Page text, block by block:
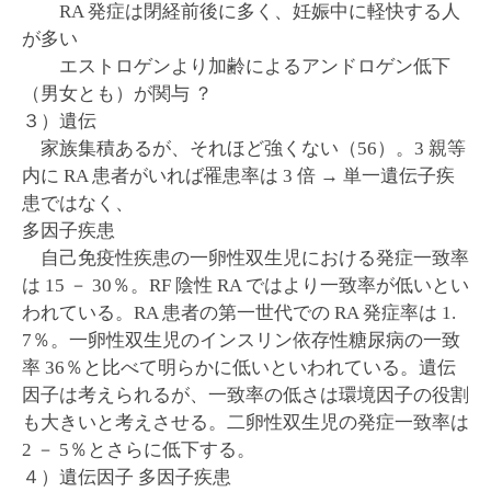
RA 発症は閉経前後に多く、妊娠中に軽快する人
が多い
エストロゲンより加齢によるアンドロゲン低下
（男女とも）が関与 ？
３）遺伝
家族集積あるが、それほど強くない（56）。3 親等
内に RA 患者がいれば罹患率は 3 倍 → 単一遺伝子疾
患ではなく、
多因子疾患
自己免疫性疾患の一卵性双生児における発症一致率
は 15 － 30％。RF 陰性 RA ではより一致率が低いとい
われている。RA 患者の第一世代での RA 発症率は 1.
7％。一卵性双生児のインスリン依存性糖尿病の一致
率 36％と比べて明らかに低いといわれている。遺伝
因子は考えられるが、一致率の低さは環境因子の役割
も大きいと考えさせる。二卵性双生児の発症一致率は
2 － 5％とさらに低下する。
４）遺伝因子 多因子疾患